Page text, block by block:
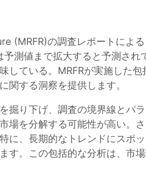
(MRFR)の調査レポートによる
測値まで拡大すると予測さ
している。MRFRが実施した
関する洞察を提供します。
掘り下げ、調査の境界線とパ
場を分解する可能性が高い。
に、長期的なトレンドにスポ
す。この包括的な分析は、市